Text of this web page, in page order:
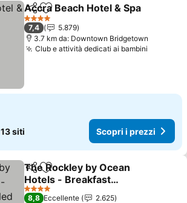
CondividiAggiungi ai preferiti
Accra Beach Hotel & Spa
4 Stelle
7,4
5.879
3.7 km da: Downtown Bridgetown
Club e attività dedicati ai bambini
13 siti Scopri i prezzi
CondividiAggiungi ai preferiti
The Rockley by Ocean
Hotels - Breakfast
Included
Scopri i prezzi
4 Stelle
8,8 Eccellente
2.625